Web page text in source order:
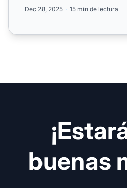
Dec 28, 2025 15 min de lectura
buenas